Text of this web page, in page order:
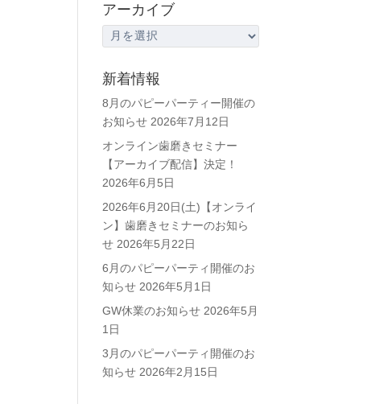
アーカイブ
ア
ー
カ
イ
ブ
新着情報
8月のパピーパーティー開催の
お知らせ 2026年7月12日
オンライン歯磨きセミナー
【アーカイブ配信】決定！
2026年6月5日
2026年6月20日(土)【オンライ
ン】歯磨きセミナーのお知ら
せ 2026年5月22日
6月のパピーパーティ開催のお
知らせ 2026年5月1日
GW休業のお知らせ 2026年5月
1日
3月のパピーパーティ開催のお
知らせ 2026年2月15日